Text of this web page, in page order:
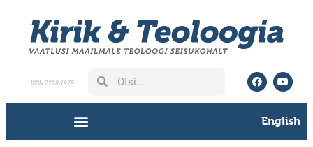
ISSN 2228-1975
English